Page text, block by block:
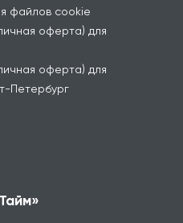
файлов cookie
оферта) для
оферта) для
Петербург